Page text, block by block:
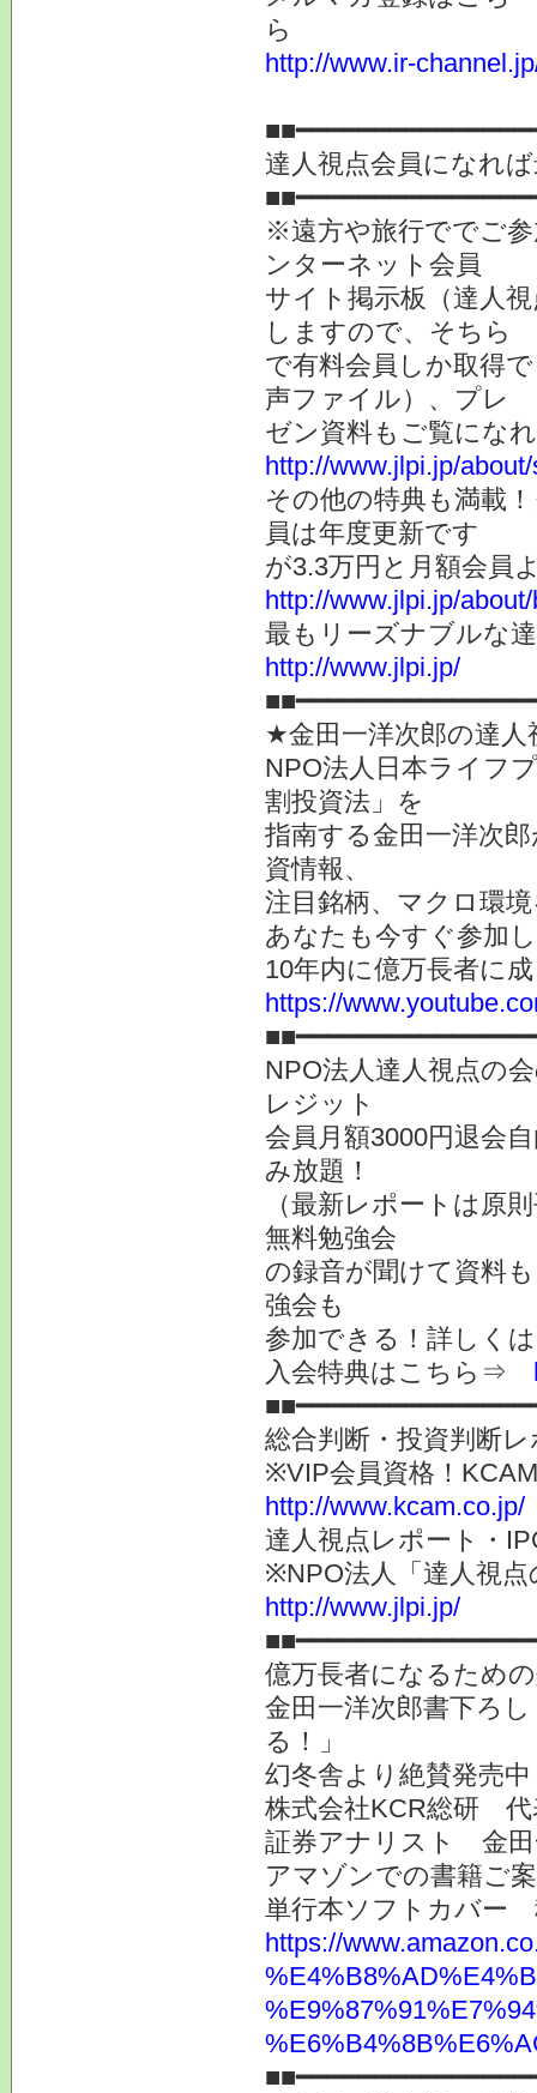
http://www.ir-
達人視点会員になれ
※遠方や旅行ででご
ンターネット会員
サイト掲示板（達人
しますので、そちら
で有料会員しか取得
声ファイル）、プレ
ゼン資料もご覧にな
http://www.jlpi.jp/
その他の特典も満載
員は年度更新です
が3.3万円と月額会員
http://www.jlpi.jp/
最もリーズナブル
http://www.jlpi.jp/
★金田一洋次郎の達
NPO法人日本ライフ
割投資法」を
指南する金田一洋次
資情報、
注目銘柄、マクロ環
あなたも今すぐ参加
10年内に億万長者に
https://
NPO法人達人視点の
レジット
会員月額3000円退会
み放題！
（最新レポートは原
無料勉強会
の録音が聞けて資料
強会も
参加できる！詳し
入会特典はこちら⇒
総合判断・投資判断
※VIP会員資格！
http://www.kcam.co.jp/
達人視点レポート・
※NPO法人「達人視
http://www.jlpi.jp/
億万長者になるため
金田一洋次郎書下ろ
る！」
幻冬舎より絶賛発売
株式会社KCR総研 代
証券アナリスト 金
アマゾンでの書籍ご
単行本ソフトカバー
https://